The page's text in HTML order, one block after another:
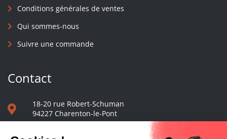
Conditions générales de ventes
Qui sommes-nous
Suivre une commande
Contact
18-20 rue Robert-Schuman
94227 Charenton-le-Pont